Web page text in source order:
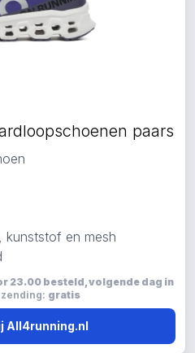
paars
kunststof en mesh
23.00 besteld, volgende dag in
gratis
All4running.nl